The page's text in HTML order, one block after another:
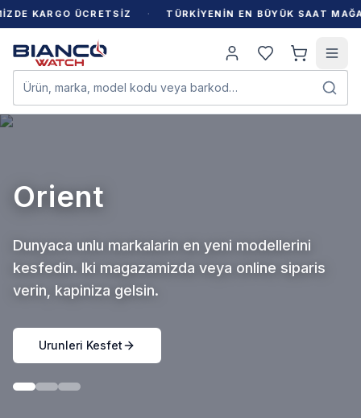
KARGO ÜCRETSİZ · TÜRKİYENİN EN BÜYÜK SAAT
Ürün, marka, model kodu veya barkod…
Seiko
Dunyaca unlu markalarin en yeni modellerini
kesfedin. Iki magazamizda veya online siparis
verin, kapiniza gelsin.
Urunleri Kesfet